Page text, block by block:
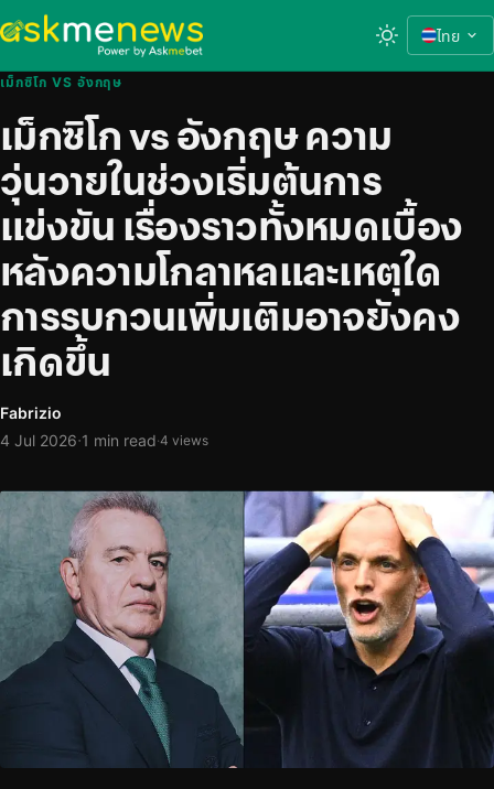
ไทย
เม็กซิโก VS อังกฤษ
เม็กซิโก vs อังกฤษ ความ
วุ่นวายในช่วงเริ่มต้นการ
แข่งขัน เรื่องราวทั้งหมดเบื้อง
หลังความโกลาหลและเหตุใด
การรบกวนเพิ่มเติมอาจยังคง
เกิดขึ้น
Fabrizio
4 Jul 2026·1 min read·4 views